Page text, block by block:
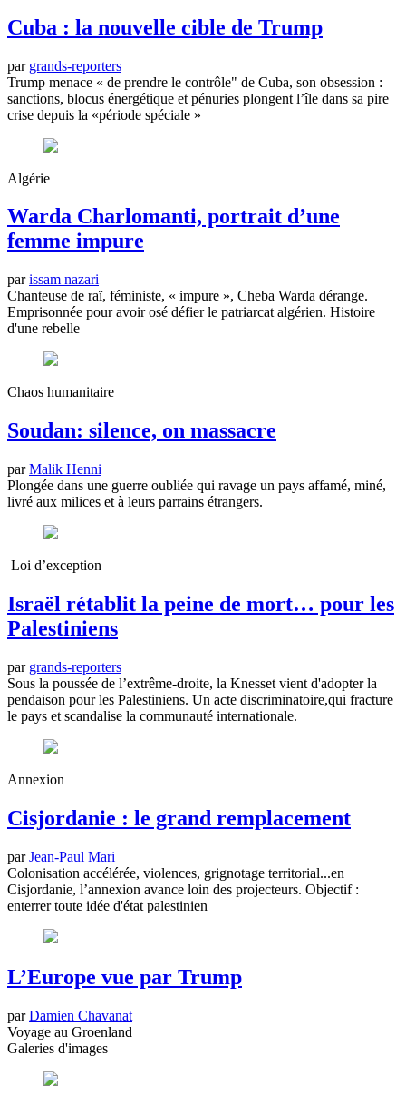
Cuba : la nouvelle cible de Trump
par grands-reporters
Trump menace « de prendre le contrôle" de Cuba, son obsession :
sanctions, blocus énergétique et pénuries plongent l’île dans sa pire
crise depuis la «période spéciale »
Algérie
Warda Charlomanti, portrait d’une
femme impure
parissam nazari
Chanteuse de raï, féministe, « impure », Cheba Warda dérange.
Emprisonnée pour avoir osé défier le patriarcat algérien. Histoire
d'une rebelle
Chaos humanitaire
Soudan: silence, on massacre
parMalik Henni
Plongée dans une guerre oubliée qui ravage un pays affamé, miné,
livré aux milices et à leurs parrains étrangers.
Loi d’exception
Israël rétablit la peine de mort… pour les
Palestiniens
par grands-reporters
Sous la poussée de l’extrême-droite, la Knesset vient d'adopter la
pendaison pour les Palestiniens. Un acte discriminatoire,qui fracture
le pays et scandalise la communauté internationale.
Annexion
Cisjordanie : le grand remplacement
parJean-Paul Mari
Colonisation accélérée, violences, grignotage territorial...en
Cisjordanie, l’annexion avance loin des projecteurs. Objectif :
enterrer toute idée d'état palestinien
L’Europe vue par Trump
parDamien Chavanat
Voyage au Groenland
Galeries d'images